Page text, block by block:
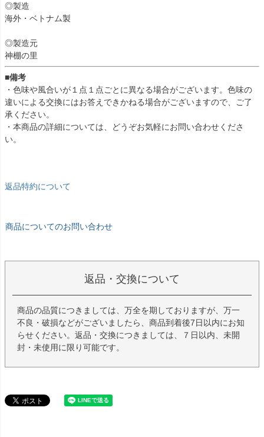
◎製造
海外・ベトナム製
◎製造元
神棚の里
■備考
・色味や風合いが１点１点ごとに異なる場合がございます。色味の
違いによる交換にはお答えできかねる場合がございますので、ご了
承ください。
・本商品の詳細については、どうぞお気軽にお問い合わせくださ
い。
返品特約について
商品についてのお問い合わせ
返品・交換について
商品の品質につきましては、万全を期しておりますが、万一
不良・破損などがございましたら、商品到着後7日以内にお知
らせください。返品・交換につきましては、７日以内、未開
封・未使用に限り可能です。